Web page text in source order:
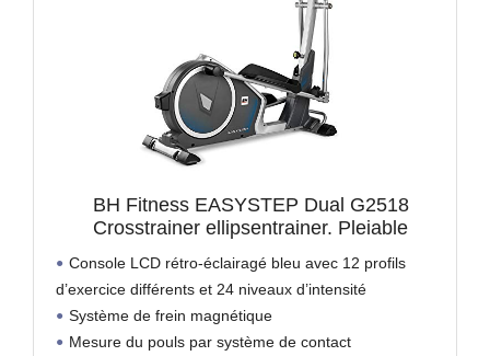
BH Fitness EASYSTEP Dual G2518
Crosstrainer ellipsentrainer. Pleiable
Console LCD rétro-éclairagé bleu avec 12 profils
d’exercice différents et 24 niveaux d’intensité
Système de frein magnétique
Mesure du pouls par système de contact